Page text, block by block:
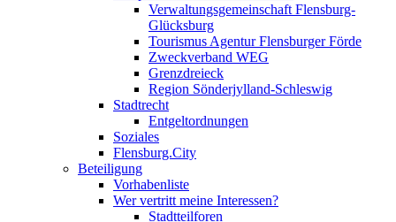
Verwaltungsgemeinschaft Flensburg-
Glücksburg
Tourismus Agentur Flensburger Förde
Zweckverband WEG
Grenzdreieck
Region Sönderjylland-Schleswig
Stadtrecht
Entgeltordnungen
Soziales
Flensburg.City
Beteiligung
Vorhabenliste
Wer vertritt meine Interessen?
Stadtteilforen